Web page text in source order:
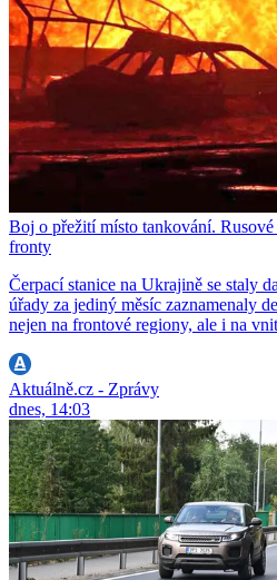
Boj o přežití místo tankování.
fronty
Čerpací stanice na Ukrajině se staly
úřady za jediný měsíc zaznamenaly
nejen na frontové regiony, ale i na
Aktuálně.cz - Zprávy
dnes, 14:03